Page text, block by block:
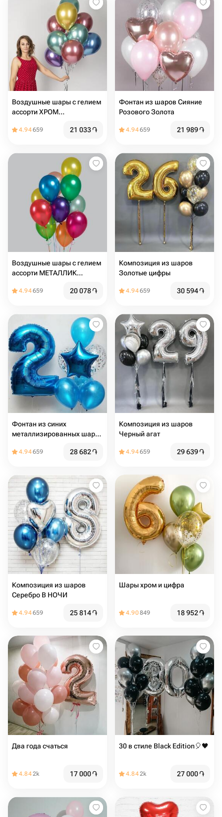
Воздушные шары с гелием
ассорти ХРОМ
4.94659 21 033֏
Фонтан из шаров Сияние
Розового Золота
4.94659 21 989֏
Воздушные шары с гелием
ассорти МЕТАЛЛИК
4.94659 20 078֏
Композиция из шаров
Золотые цифры
4.94659 30 594֏
Фонтан из синих
металлизированных шаров
4.94659 28 682֏
Композиция из шаров
Черный агат
4.94659 29 639֏
Композиция из шаров
Серебро В НОЧИ
4.94659 25 814֏
Шары хром и цифра
4.90849 18 952֏
Два года счаться
4.842k 17 000֏
30 в стиле Black Edition🎈🖤
4.842k 27 000֏